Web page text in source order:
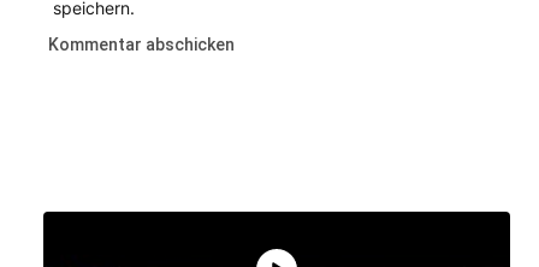
speichern.